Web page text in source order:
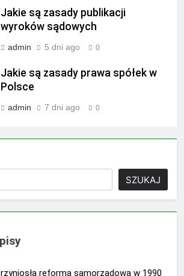
Jakie są zasady publikacji
wyroków sądowych
admin 5 dni ago 0
Jakie są zasady prawa spółek w
Polsce
admin 7 dni ago 0
SZUKAJ
reforma samorządowa w 1990